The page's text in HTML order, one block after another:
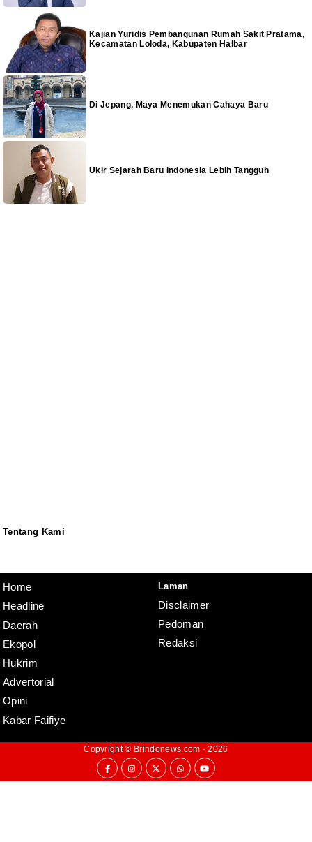
Kajian Yuridis Pembangunan Rumah Sakit Pratama,
Kecamatan Loloda, Kabupaten Halbar
Di Jepang, Maya Menemukan Cahaya Baru
Ukir Sejarah Baru Indonesia Lebih Tangguh
Tentang Kami
Home
Headline
Daerah
Ekopol
Hukrim
Advertorial
Opini
Kabar Faifiye
Laman
Disclaimer
Pedoman
Redaksi
Copyright © Brindonews.com - 2026